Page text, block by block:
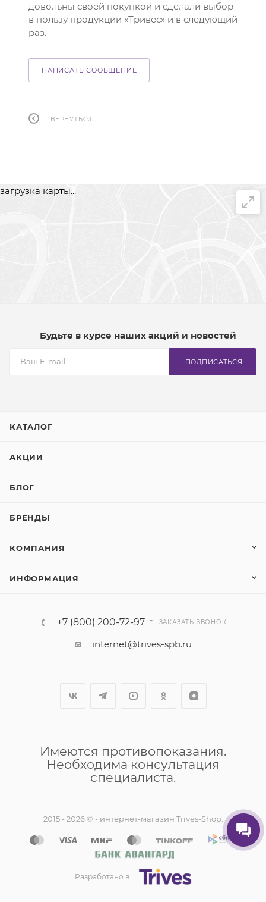
довольны своей покупкой и сделали выбор
в пользу продукции «Тривес» и в следующий
раз.
НАПИСАТЬ СООБЩЕНИЕ
ВЕРНУТЬСЯ
загрузка карты...
Будьте в курсе наших акций и новостей
ПОДПИСАТЬСЯ
КАТАЛОГ
АКЦИИ
БЛОГ
БРЕНДЫ
КОМПАНИЯ
ИНФОРМАЦИЯ
+7 (800) 200-72-97 ЗАКАЗАТЬ ЗВОНОК
internet@trives-spb.ru
Имеются противопоказания.
Необходима консультация
специалиста.
2015 - 2026 © - интернет-магазин Trives-Shop.
Разработано в